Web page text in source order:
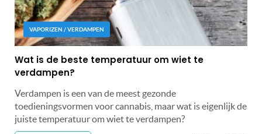
VAPORIZEN / VERDAMPEN
Wat is de beste temperatuur om wiet te
verdampen?
Verdampen is een van de meest gezonde
toedieningsvormen voor cannabis, maar wat is eigenlijk de
juiste temperatuur om wiet te verdampen?